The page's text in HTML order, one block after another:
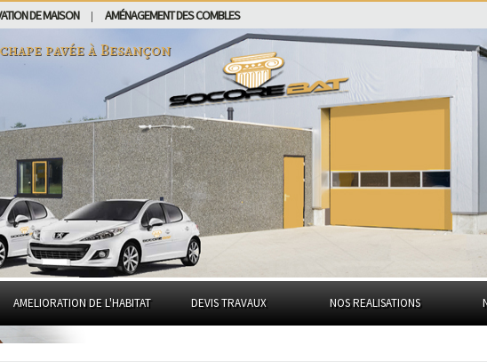
DE MAISON AMÉNAGEMENT DES COMBLES
pavée àBesançon
AMELIORATION DE L'HABITAT DEVIS TRAVAUX NOS REALISATIONS